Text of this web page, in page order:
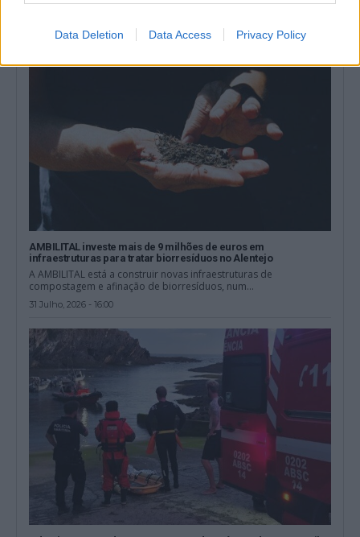
Data Deletion Data Access Privacy Policy
AMBILITAL investe mais de 9 milhões de euros em
infraestruturas para tratar biorresíduos no Alentejo
A AMBILITAL está a construir novas infraestruturas de
compostagem e afinação de biorresíduos, num...
31 Julho, 2026 - 16:00